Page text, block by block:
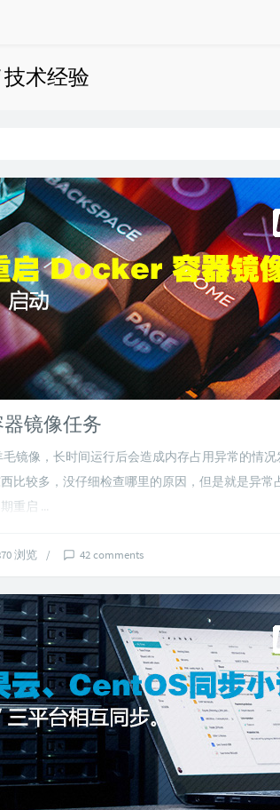
技术经验
镜像任务
镜像，长时间运行后会造成内存占用异常的情
比较多，没仔细检查哪里的原因，但是就是异常
重启 ...
浏览 / 42 comments